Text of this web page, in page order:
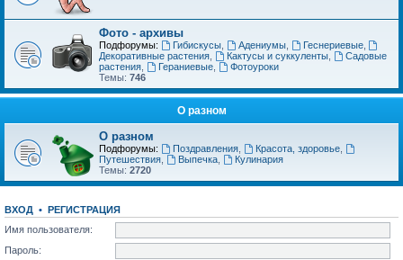
Фото - архивы
Подфорумы: Гибискусы, Адениумы, Геснериевые,
Декоративные растения
Кактусы и суккуленты,
Садовые
растения
Гераниевые,
Фотоуроки
Темы: 746
О разном
О разном
Подфорумы: Поздравления, Красота, здоровье,
Путешествия
Выпечка,
Кулинария
Темы: 2720
ВХОД • РЕГИСТРАЦИЯ
Имя пользователя:
Пароль: